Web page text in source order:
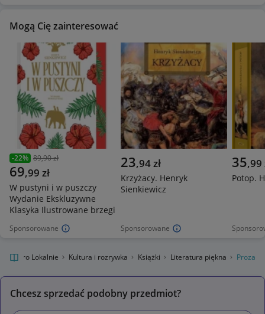
Mogą Cię zainteresować
Sponsorowane
-22% 89,90 zł
69,99 zł
W pustyni i w puszczy
Wydanie Ekskluzywne
Klasyka Ilustrowane brzegi
Sponsorowane
23,94zł
Krzyżacy. Henryk
Sienkiewicz
35,99
Potop.
Allegro Lokalnie Kultura i rozrywka Książki Literatura piękna Proza
Chcesz sprzedać podobny przedmiot?